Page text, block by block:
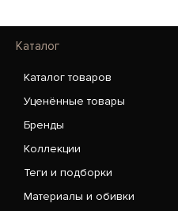
Каталог
Каталог товаров
Уценённые товары
Бренды
Коллекции
Теги и подборки
Материалы и обивки